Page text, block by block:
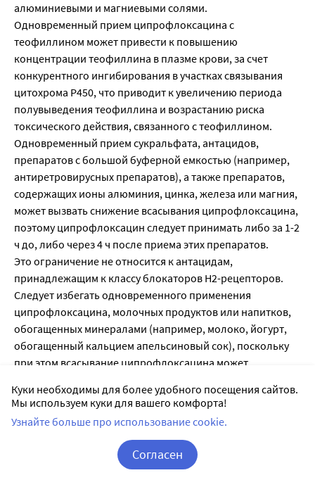
алюминиевыми и магниевыми солями.
Одновременный прием ципрофлоксацина с
теофиллином может привести к повышению
концентрации теофиллина в плазме крови, за счет
конкурентного ингибирования в участках связывания
цитохрома Р450, что приводит к увеличению периода
полувыведения теофиллина и возрастанию риска
токсического действия, связанного с теофиллином.
Одновременный прием сукральфата, антацидов,
препаратов с большой буферной емкостью (например,
антиретровирусных препаратов), а также препаратов,
содержащих ионы алюминия, цинка, железа или магния,
может вызвать снижение всасывания ципрофлоксацина,
поэтому ципрофлоксацин следует принимать либо за 1-2
ч до, либо через 4 ч после приема этих препаратов.
Это ограничение не относится к антацидам,
принадлежащим к классу блокаторов Н2-рецепторов.
Следует избегать одновременного применения
ципрофлоксацина, молочных продуктов или напитков,
обогащенных минералами (например, молоко, йогурт,
обогащенный кальцием апельсиновый сок), поскольку
при этом всасывание ципрофлоксацина может
пищевых продуктов, существенно не влияет на
всасывание ципрофлоксацина.
При сочетанном применении ципрофлоксацина и
омепразола может отмечаться незначительное
снижение максимальной концентрации (Смах) препарата
Куки необходимы для более удобного посещения сайтов.
Мы используем куки для вашего комфорта!
Узнайте больше про использование cookie.
Согласен